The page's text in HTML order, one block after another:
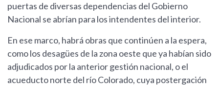
puertas de diversas dependencias del Gobierno
Nacional se abrían para los intendentes del interior.
En ese marco, habrá obras que continúen a la espera,
como los desagües de la zona oeste que ya habían sido
adjudicados por la anterior gestión nacional, o el
acueducto norte del río Colorado, cuya postergación